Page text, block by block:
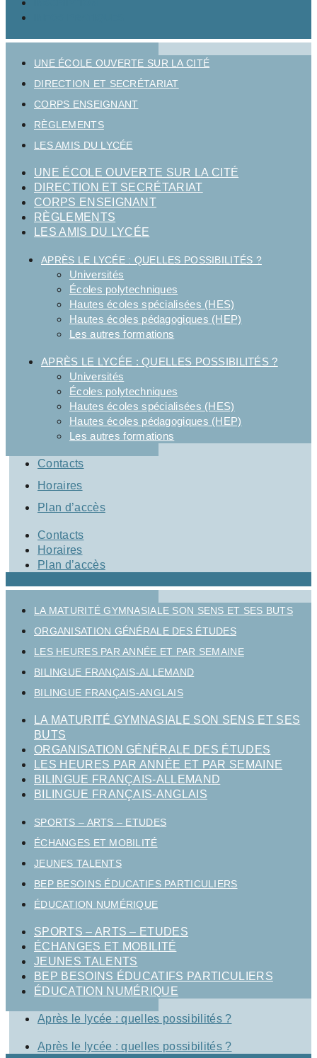
UNE ÉCOLE OUVERTE SUR LA CITÉ
DIRECTION ET SECRÉTARIAT
CORPS ENSEIGNANT
RÈGLEMENTS
LES AMIS DU LYCÉE
UNE ÉCOLE OUVERTE SUR LA CITÉ
DIRECTION ET SECRÉTARIAT
CORPS ENSEIGNANT
RÈGLEMENTS
LES AMIS DU LYCÉE
APRÈS LE LYCÉE : QUELLES POSSIBILITÉS ?
Universités
Écoles polytechniques
Hautes écoles spécialisées (HES)
Hautes écoles pédagogiques (HEP)
Les autres formations
APRÈS LE LYCÉE : QUELLES POSSIBILITÉS ?
Universités
Écoles polytechniques
Hautes écoles spécialisées (HES)
Hautes écoles pédagogiques (HEP)
Les autres formations
Contacts
Horaires
Plan d’accès
Contacts
Horaires
Plan d’accès
LA MATURITÉ GYMNASIALE SON SENS ET SES BUTS
ORGANISATION GÉNÉRALE DES ÉTUDES
LES HEURES PAR ANNÉE ET PAR SEMAINE
BILINGUE FRANÇAIS-ALLEMAND
BILINGUE FRANÇAIS-ANGLAIS
LA MATURITÉ GYMNASIALE SON SENS ET SES
BUTS
ORGANISATION GÉNÉRALE DES ÉTUDES
LES HEURES PAR ANNÉE ET PAR SEMAINE
BILINGUE FRANÇAIS-ALLEMAND
BILINGUE FRANÇAIS-ANGLAIS
SPORTS – ARTS – ETUDES
ÉCHANGES ET MOBILITÉ
JEUNES TALENTS
BEP BESOINS ÉDUCATIFS PARTICULIERS
ÉDUCATION NUMÉRIQUE
SPORTS – ARTS – ETUDES
ÉCHANGES ET MOBILITÉ
JEUNES TALENTS
BEP BESOINS ÉDUCATIFS PARTICULIERS
ÉDUCATION NUMÉRIQUE
Après le lycée : quelles possibilités ?
Après le lycée : quelles possibilités ?